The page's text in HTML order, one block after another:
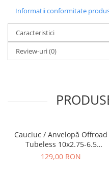
Informatii conformitate
Caracteristici
Review-uri(0)
Cauciuc / Anvelopă Offroad
Tubeless 10x2.75-6.5
KuKirin G2/G2 Master 2025
129,00 RON